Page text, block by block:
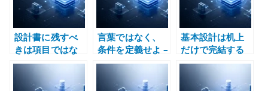
設計書に残すべ
きは項目ではな
く判断である –
粒度、理由、実
体をつなぐ文書
言葉ではなく、
条件を定義せよ –
キーワードで思
考を止めないた
めの設計論
基本設計は机上
だけで完結する
のか – 検証環境
と不確実性で考
える